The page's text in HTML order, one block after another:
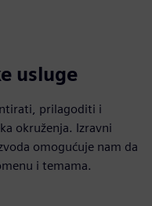
usluge
prilagoditi i
okruženja. Izravni
omogućuje nam da
i temama.